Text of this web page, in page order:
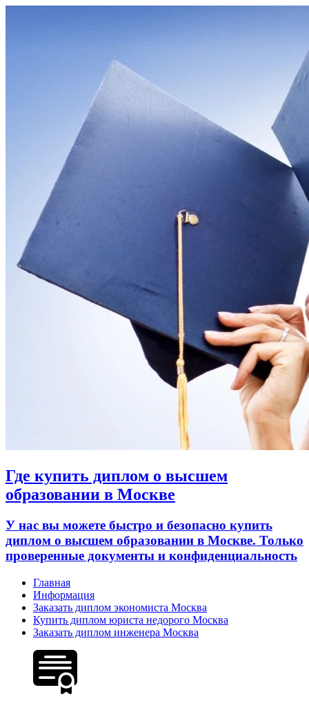
Где купить диплом о высшем
образовании в Москве
У нас вы можете быстро и безопасно купить
диплом о высшем образовании в Москве. Только
проверенные документы и конфиденциальность
Главная
Информация
Заказать диплом экономиста Москва
Купить диплом юриста недорого Москва
Заказать диплом инженера Москва